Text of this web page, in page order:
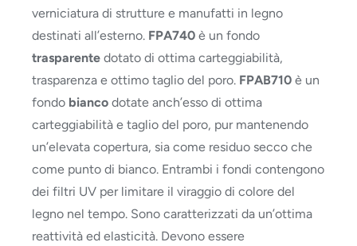
verniciatura di strutture e manufatti in legno
destinati all’esterno. FPA740 è un fondo
trasparentedotato di ottima carteggiabilità,
trasparenza e ottimo taglio del poro. FPAB710 è un
fondo biancodotate anch’esso di ottima
carteggiabilità e taglio del poro, pur mantenendo
un’elevata copertura, sia come residuo secco che
come punto di bianco. Entrambi i fondi contengono
dei filtri UV per limitare il viraggio di colore del
legno nel tempo. Sono caratterizzati da un’ottima
reattività ed elasticità. Devono essere